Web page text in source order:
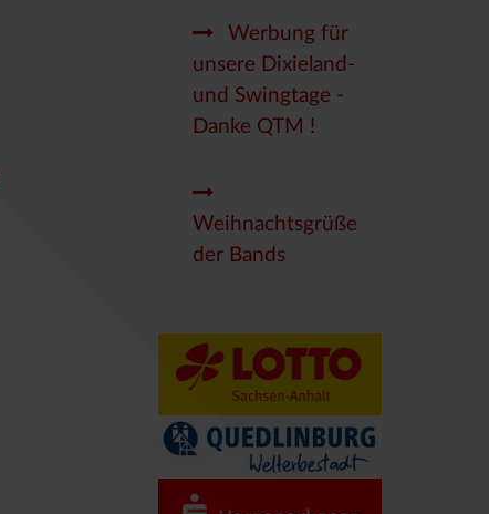
Werbung für
unsere Dixieland-
und Swingtage -
Danke QTM !
Weihnachtsgrüße
der Bands